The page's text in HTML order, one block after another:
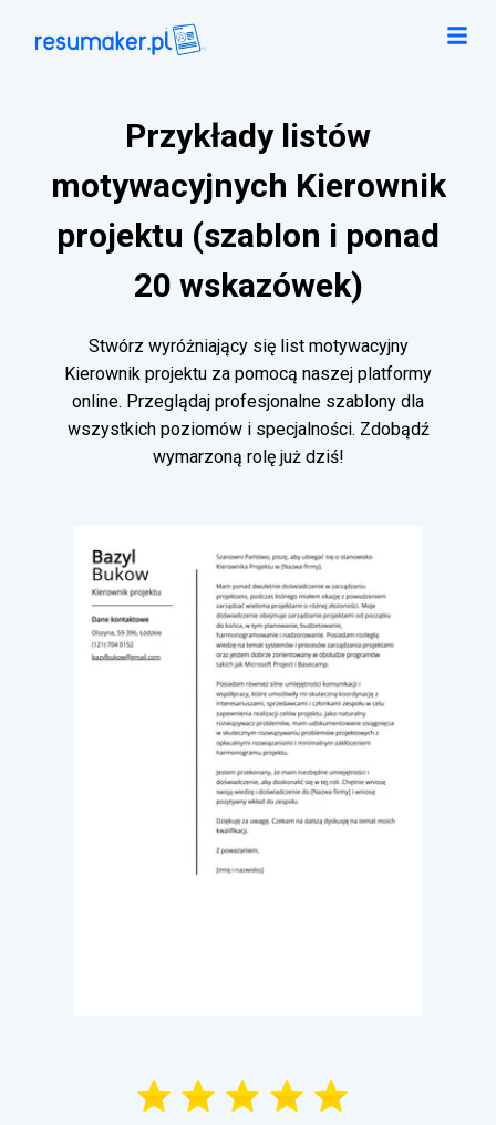
Przykłady listów
motywacyjnych Kierownik
projektu (szablon i ponad
20 wskazówek)
Stwórz wyróżniający się list motywacyjny
Kierownik projektu za pomocą naszej platformy
online. Przeglądaj profesjonalne szablony dla
wszystkich poziomów i specjalności. Zdobądź
wymarzoną rolę już dziś!